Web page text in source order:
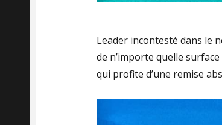
Leader incontesté dans le
de n’importe quelle
qui profite d’une remise